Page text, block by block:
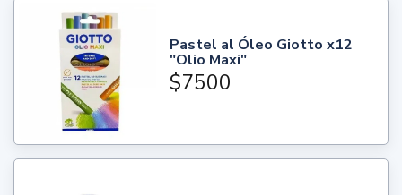
Pastel al Óleo Giotto x12
"Olio Maxi"
$7500